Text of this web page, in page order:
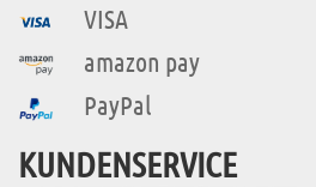
VISA
amazon pay
PayPal
KUNDENSERVICE